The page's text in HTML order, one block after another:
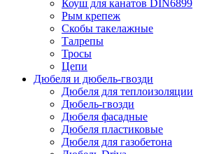
Коуш для канатов DIN6899
Рым крепеж
Скобы такелажные
Талрепы
Тросы
Цепи
Дюбеля и дюбель-гвозди
Дюбеля для теплоизоляции
Дюбель-гвозди
Дюбеля фасадные
Дюбеля пластиковые
Дюбеля для газобетона